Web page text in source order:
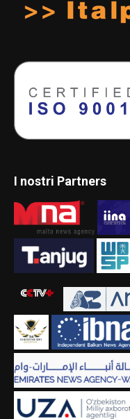
I nostri Partners